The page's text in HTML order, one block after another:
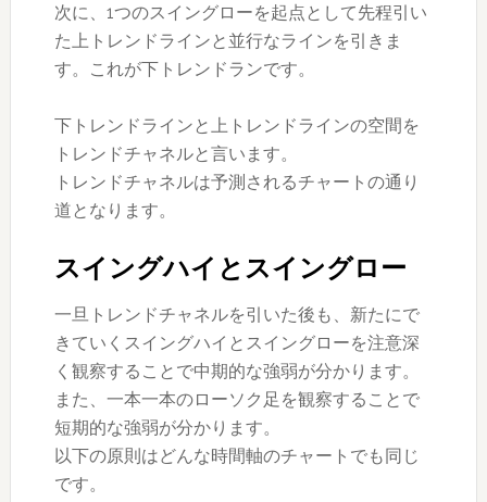
次に、1つのスイングローを起点として先程引い
た上トレンドラインと並行なラインを引きま
す。これが下トレンドランです。
下トレンドラインと上トレンドラインの空間を
トレンドチャネルと言います。
トレンドチャネルは予測されるチャートの通り
道となります。
スイングハイとスイングロー
一旦トレンドチャネルを引いた後も、新たにで
きていくスイングハイとスイングローを注意深
く観察することで中期的な強弱が分かります。
また、一本一本のローソク足を観察することで
短期的な強弱が分かります。
以下の原則はどんな時間軸のチャートでも同じ
です。